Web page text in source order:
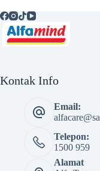
Kontak Info
Email:
Telepon:
1500 959
Alamat